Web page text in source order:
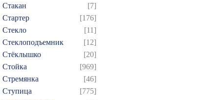
Стакан
[7]
Стартер
[176]
Стекло
[11]
Стеклоподъемник
[12]
Стёклышко
[20]
Стойка
[969]
Стремянка
[46]
Ступица
[775]